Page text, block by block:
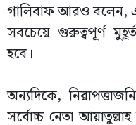
গালিবাফ আরও বলেন,
সবচেয়ে গুরুত্বপূর্ণ
হবে।
অন্যদিকে,
সর্বোচ্চ নেতা